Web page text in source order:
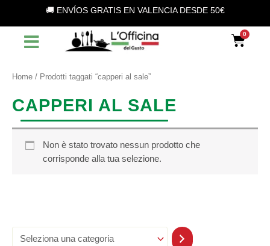
contenuto
🚚 ENVÍOS GRATIS EN VALENCIA DESDE 50€
l
o
u
a
Home / Prodotti taggati “capperi al sale”
CAPPERI AL SALE
Non è stato trovato nessun prodotto che
corrisponde alla tua selezione.